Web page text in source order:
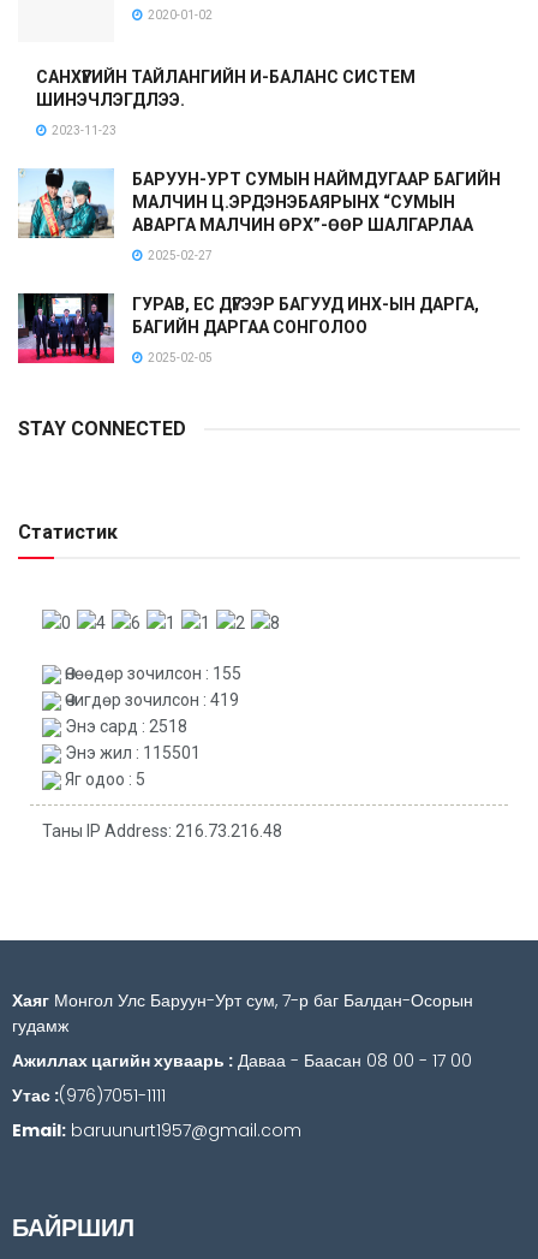
2020-01-02
САНХҮҮГИЙН ТАЙЛАНГИЙН И-БАЛАНС СИСТЕМ
ШИНЭЧЛЭГДЛЭЭ.
2023-11-23
БАРУУН-УРТ СУМЫН НАЙМДУГААР БАГИЙН
МАЛЧИН Ц.ЭРДЭНЭБАЯРЫНХ “СУМЫН
АВАРГА МАЛЧИН ӨРХ”-ӨӨР ШАЛГАРЛАА
2025-02-27
ГУРАВ, ЕС ДҮГЭЭР БАГУУД ИНХ-ЫН ДАРГА,
БАГИЙН ДАРГАА СОНГОЛОО
2025-02-05
STAY CONNECTED
Статистик
Өнөөдөр зочилсон : 155
Өчигдөр зочилсон : 419
Энэ сард : 2518
Энэ жил : 115501
Яг одоо : 5
Таны IP Address: 216.73.216.48
Хаяг Монгол Улс Баруун-Урт сум, 7-р баг Балдан-Осорын
гудамж
Ажиллах цагийн хуваарь : Даваа - Баасан 08 00 - 17 00
Утас :(976)7051-1111
Email: baruunurt1957@gmail.com
БАЙРШИЛ